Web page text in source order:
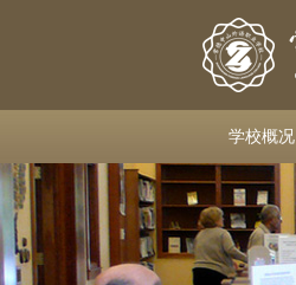
学校概况